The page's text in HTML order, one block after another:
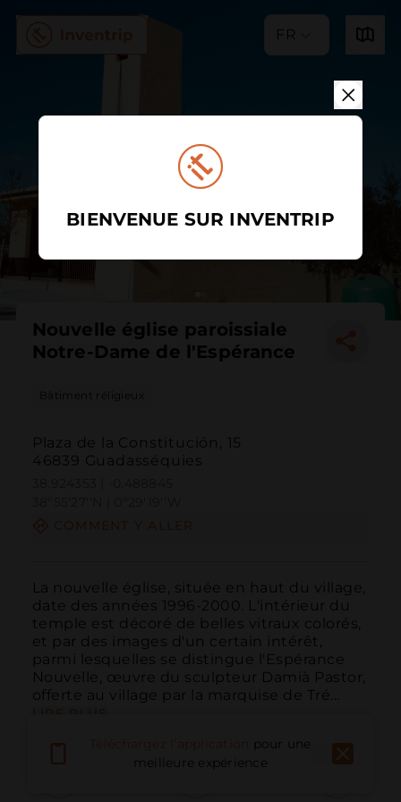
FR
Nouvelle église paroissiale
Notre-Dame de l'Espérance
Bâtiment réligieux
Plaza de la Constitución, 15
46839 Guadasséquies
La nouvelle église, située en haut du village,
date des années 1996-2000. L'intérieur du
temple est décoré de belles vitraux colorés,
et par des images d'un certain intérêt,
parmi lesquelles se distingue l'Espérance
Nouvelle, œuvre du sculpteur Damià Pastor,
offerte au village par la marquise de Tré...
pour une
meilleure expérience
BIENVENUE SUR INVENTRIP